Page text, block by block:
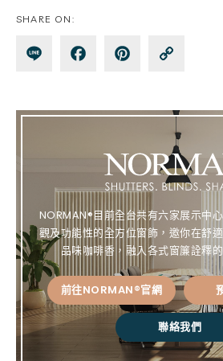
SHARE ON:
Lin Fa
ok
Pin
st k
NORMAN®目前全台共有六家展示中
觀及功能性的全方位窗飾，邀你在舒
品味咖啡香，融入各式窗簾詮釋
前往NORMAN®官網
聯絡我們